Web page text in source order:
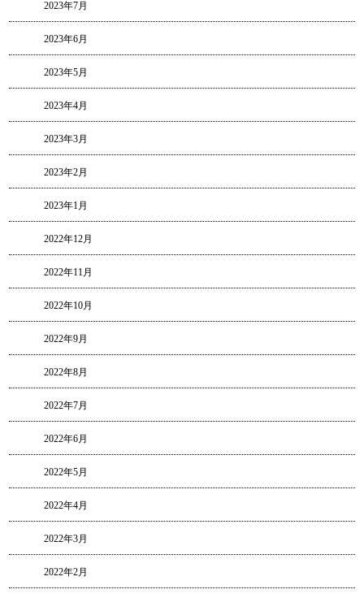
2023年7月
2023年6月
2023年5月
2023年4月
2023年3月
2023年2月
2023年1月
2022年12月
2022年11月
2022年10月
2022年9月
2022年8月
2022年7月
2022年6月
2022年5月
2022年4月
2022年3月
2022年2月